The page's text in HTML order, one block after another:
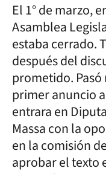
El 1° de marzo,
Asamblea
estaba cerrado.
después del
prometido. Pasó
primer anuncio
entrara en
Massa con la
en la comisión
aprobar el texto